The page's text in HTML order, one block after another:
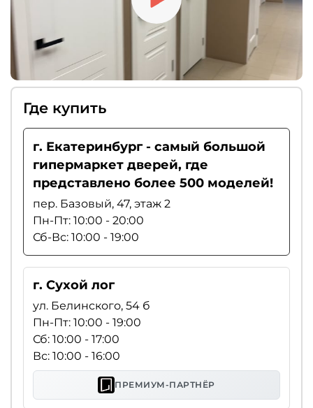
Где купить
г. Екатеринбург - самый большой
гипермаркет дверей, где
представлено более 500 моделей!
пер. Базовый, 47, этаж 2
Пн-Пт: 10:00 - 20:00
Сб-Вс: 10:00 - 19:00
г. Сухой лог
ул. Белинского, 54 б
Пн-Пт: 10:00 - 19:00
Сб: 10:00 - 17:00
Вс: 10:00 - 16:00
ПРЕМИУМ-ПАРТНЁР